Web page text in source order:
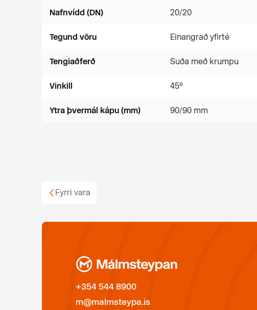
Nafnvídd (DN) 20/20
Tegund vöru Einangrað yfirté
Tengiaðferð Suða með krumpu
Vinkill 45°
Ytra þvermál kápu (mm) 90/90 mm
Fyrri vara
+354 544 8900
m@malmsteypa.is